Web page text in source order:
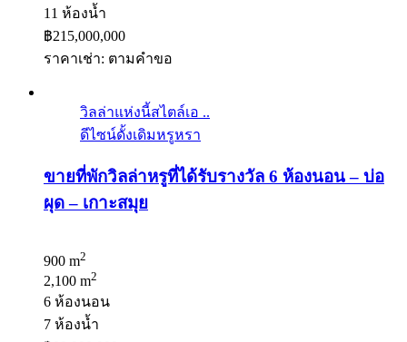
11 ห้องน้ำ
฿215,000,000
ราคาเช่า: ตามคําขอ
วิลล่าแห่งนี้สไตล์เอ ..
ดีไซน์ดั้งเดิมหรูหรา
ขายที่พักวิลล่าหรูที่ได้รับรางวัล 6 ห้องนอน – บ่อ
ผุด – เกาะสมุย
900 m2
2,100 m2
6 ห้องนอน
7 ห้องน้ำ